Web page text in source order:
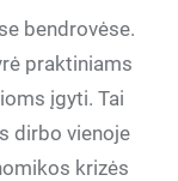
bendrovėse.
praktiniams
įgyti. Tai
dirbo vienoje
krizės